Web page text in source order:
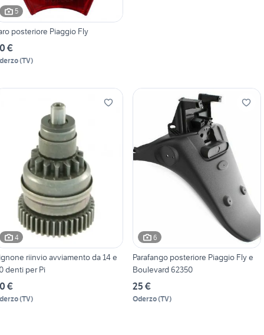
5
posteriore Piaggio Fly
€
(TV)
4
riinvio avviamento da 14 e
denti per Pi
€
(TV)
6
Parafango posteriore Piaggio Fly e
Boulevard 62350
25 €
Oderzo(TV)